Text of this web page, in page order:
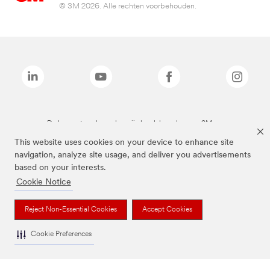
This website uses cookies on your device to enhance site
navigation, analyze site usage, and deliver you advertisements
based on your interests.
Cookie Notice
Reject Non-Essential Cookies Accept Cookies
Cookie Preferences
© 3M 2026. Alle rechten voorbehouden.
De bovenstaande merken zijn handelsmerken van 3M.we